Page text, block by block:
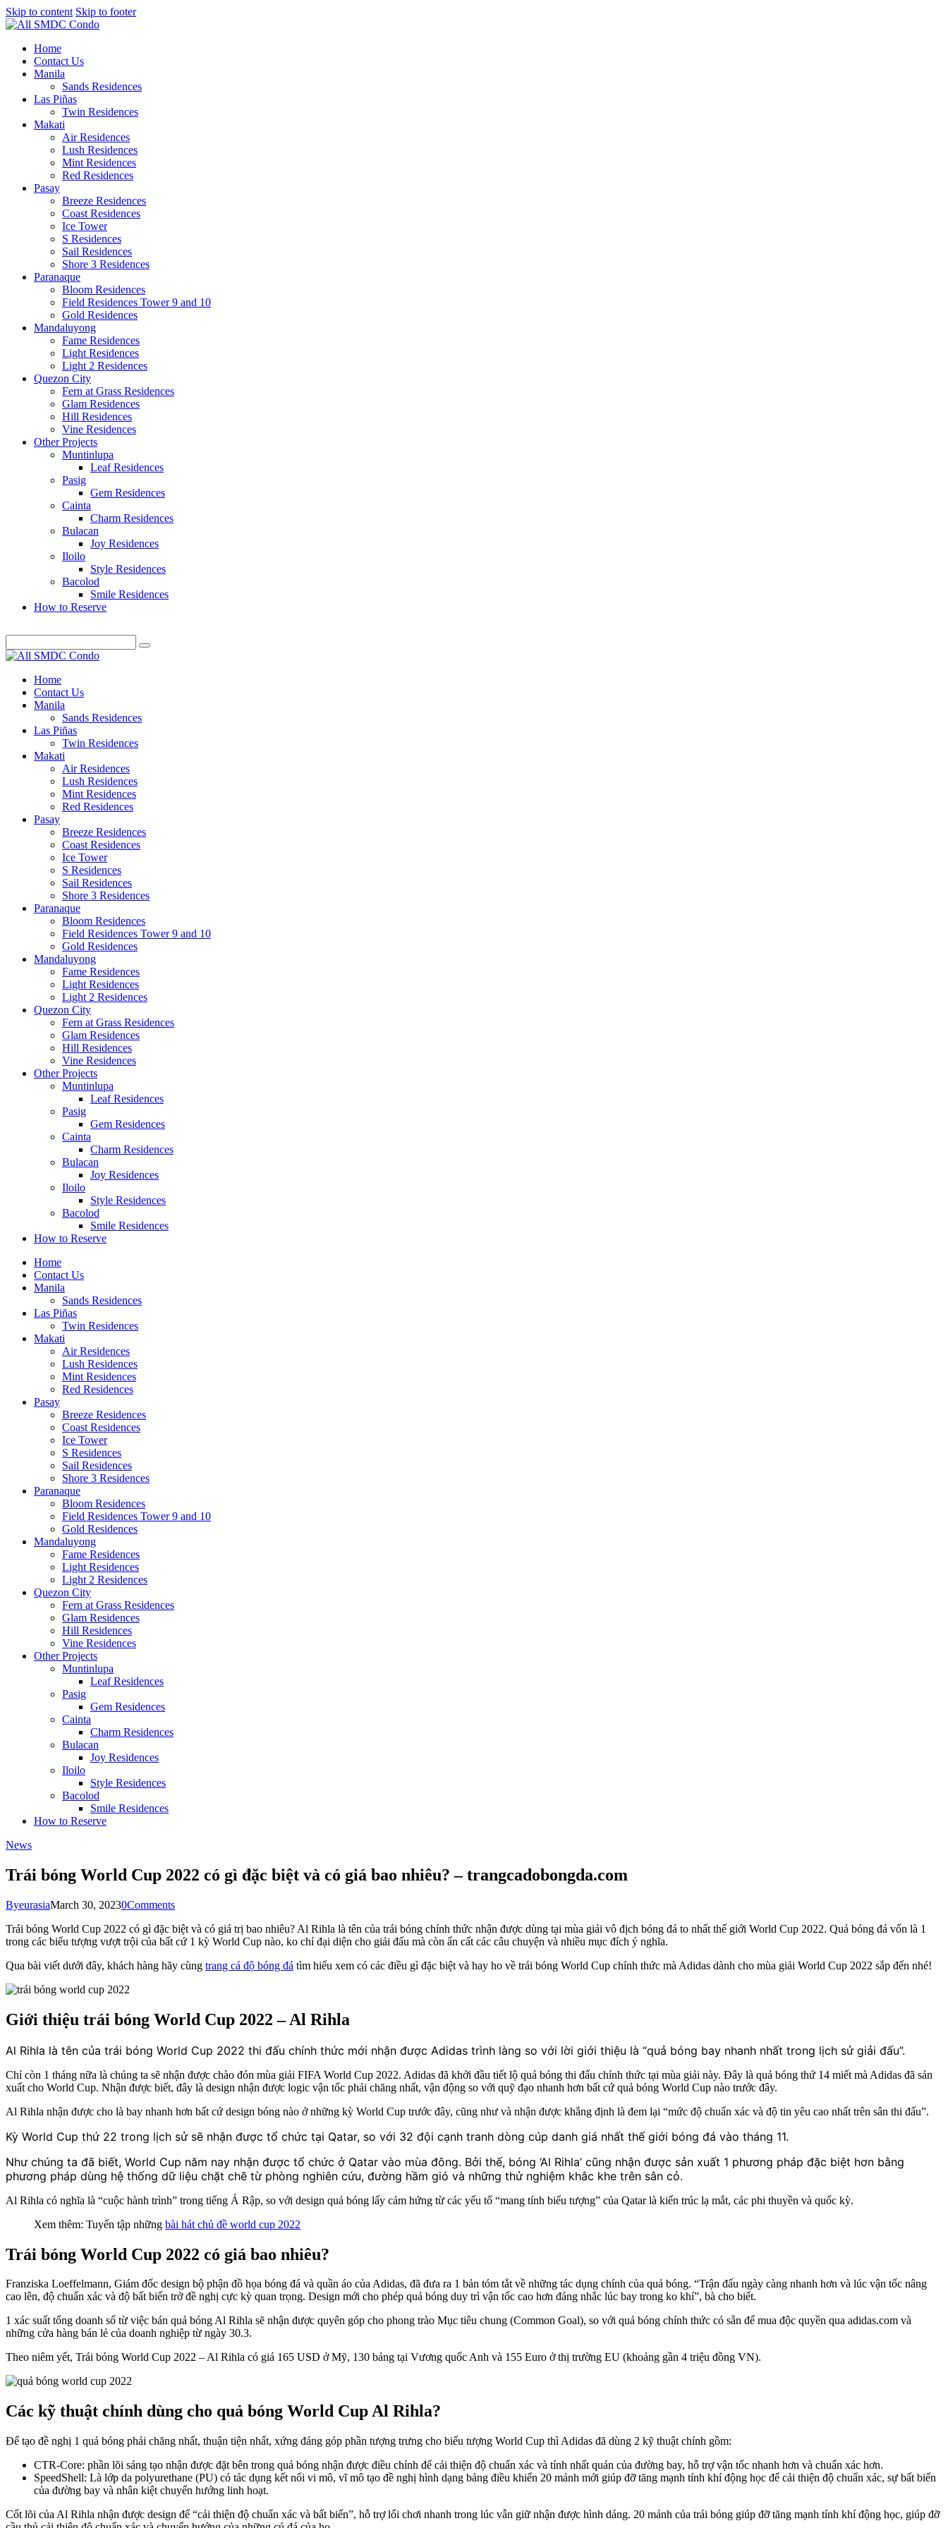
Skip to content Skip to footer
Home
Contact Us
Manila
Sands Residences
Las Piñas
Twin Residences
Makati
Air Residences
Lush Residences
Mint Residences
Red Residences
Pasay
Breeze Residences
Coast Residences
Ice Tower
S Residences
Sail Residences
Shore 3 Residences
Paranaque
Bloom Residences
Field Residences Tower 9 and 10
Gold Residences
Mandaluyong
Fame Residences
Light Residences
Light 2 Residences
Quezon City
Fern at Grass Residences
Glam Residences
Hill Residences
Vine Residences
Other Projects
Muntinlupa
Leaf Residences
Pasig
Gem Residences
Cainta
Charm Residences
Bulacan
Joy Residences
Iloilo
Style Residences
Bacolod
Smile Residences
How to Reserve
Home
Contact Us
Manila
Sands Residences
Las Piñas
Twin Residences
Makati
Air Residences
Lush Residences
Mint Residences
Red Residences
Pasay
Breeze Residences
Coast Residences
Ice Tower
S Residences
Sail Residences
Shore 3 Residences
Paranaque
Bloom Residences
Field Residences Tower 9 and 10
Gold Residences
Mandaluyong
Fame Residences
Light Residences
Light 2 Residences
Quezon City
Fern at Grass Residences
Glam Residences
Hill Residences
Vine Residences
Other Projects
Muntinlupa
Leaf Residences
Pasig
Gem Residences
Cainta
Charm Residences
Bulacan
Joy Residences
Iloilo
Style Residences
Bacolod
Smile Residences
How to Reserve
Home
Contact Us
Manila
Sands Residences
Las Piñas
Twin Residences
Makati
Air Residences
Lush Residences
Mint Residences
Red Residences
Pasay
Breeze Residences
Coast Residences
Ice Tower
S Residences
Sail Residences
Shore 3 Residences
Paranaque
Bloom Residences
Field Residences Tower 9 and 10
Gold Residences
Mandaluyong
Fame Residences
Light Residences
Light 2 Residences
Quezon City
Fern at Grass Residences
Glam Residences
Hill Residences
Vine Residences
Other Projects
Muntinlupa
Leaf Residences
Pasig
Gem Residences
Cainta
Charm Residences
Bulacan
Joy Residences
Iloilo
Style Residences
Bacolod
Smile Residences
How to Reserve
News
Trái bóng World Cup 2022 có gì đặc biệt và có giá bao nhiêu? – trangcadobongda.com
ByeurasiaMarch 30, 20230Comments
Trái bóng World Cup 2022 có gì đặc biệt và có giá trị bao nhiêu? Al Rihla là tên của trái bóng chính thức nhận được dùng tại mùa giải vô địch bóng đá to nhất thế giới World Cup 2022. Quả bóng đá vốn là 1
trong các biểu tượng vượt trội của bất cứ 1 kỳ World Cup nào, ko chỉ đại diện cho giải đấu mà còn ẩn cất các câu chuyện và nhiều mục đích ý nghĩa.
Qua bài viết dưới đây, khách hàng hãy cùng trang cá độ bóng đá tìm hiểu xem có các điều gì đặc biệt và hay ho về trái bóng World Cup chính thức mà Adidas dành cho mùa giải World Cup 2022 sắp đến nhé!
Giới thiệu trái bóng World Cup 2022 – Al Rihla
Al Rihla là tên của trái bóng World Cup 2022 thi đấu chính thức mới nhận được Adidas trình làng so với lời giới thiệu là “quả bóng bay nhanh nhất trong lịch sử giải đấu”.
Chỉ còn 1 tháng nữa là chúng ta sẽ nhận được chào đón mùa giải FIFA World Cup 2022. Adidas đã khởi đầu tiết lộ quả bóng thi đấu chính thức tại mùa giải này. Đây là quả bóng thứ 14 miết mà Adidas đã sản
xuất cho World Cup. Nhận được biết, đây là design nhận được logic vận tốc phải chăng nhất, vận động so với quỹ đạo nhanh hơn bất cứ quả bóng World Cup nào trước đây.
Al Rihla nhận được cho là bay nhanh hơn bất cứ design bóng nào ở những kỳ World Cup trước đây, cũng như và nhận được khẳng định là đem lại “mức độ chuẩn xác và độ tin yêu cao nhất trên sân thi đấu”.
Kỳ World Cup thứ 22 trong lịch sử sẽ nhận được tổ chức tại Qatar, so với 32 đội cạnh tranh dòng cúp danh giá nhất thế giới bóng đá vào tháng 11.
Như chúng ta đã biết, World Cup năm nay nhận được tổ chức ở Qatar vào mùa đông. Bởi thế, bóng ‘Al Rihla’ cũng nhận được sản xuất 1 phương pháp đặc biệt hơn bằng
phương pháp dùng hệ thống dữ liệu chặt chẽ từ phòng nghiên cứu, đường hầm gió và những thử nghiệm khắc khe trên sân cỏ.
Al Rihla có nghĩa là “cuộc hành trình” trong tiếng Ả Rập, so với design quả bóng lấy cảm hứng từ các yếu tố “mang tính biểu tượng” của Qatar là kiến trúc lạ mắt, các phi thuyền và quốc kỳ.
Xem thêm: Tuyển tập những bài hát chủ đề world cup 2022
Trái bóng World Cup 2022 có giá bao nhiêu?
Franziska Loeffelmann, Giám đốc design bộ phận đồ họa bóng đá và quần áo của Adidas, đã đưa ra 1 bản tóm tắt về những tác dụng chính của quả bóng. “Trận đấu ngày càng nhanh hơn và lúc vận tốc nâng
cao lên, độ chuẩn xác và độ bất biến trở đề nghị cực kỳ quan trọng. Design mới cho phép quả bóng duy trì vận tốc cao hơn đáng nhắc lúc bay trong ko khí”, bà cho biết.
1 xác suất tổng doanh số từ việc bán quả bóng Al Rihla sẽ nhận được quyên góp cho phong trào Mục tiêu chung (Common Goal), so với quả bóng chính thức có sẵn để mua độc quyền qua adidas.com và
những cửa hàng bán lẻ của doanh nghiệp từ ngày 30.3.
Theo niêm yết, Trái bóng World Cup 2022 – Al Rihla có giá 165 USD ở Mỹ, 130 bảng tại Vương quốc Anh và 155 Euro ở thị trường EU (khoảng gần 4 triệu đồng VN).
Các kỹ thuật chính dùng cho quả bóng World Cup Al Rihla?
Để tạo đề nghị 1 quả bóng phải chăng nhất, thuận tiện nhất, xứng đáng góp phần tượng trưng cho biểu tượng World Cup thì Adidas đã dùng 2 kỹ thuật chính gồm:
CTR-Core: phần lõi sáng tạo nhận được đặt bên trong quả bóng nhận được điều chỉnh để cải thiện độ chuẩn xác và tính nhất quán của đường bay, hỗ trợ vận tốc nhanh hơn và chuẩn xác hơn.
SpeedShell: Là lớp da polyurethane (PU) có tác dụng kết nối vi mô, vĩ mô tạo đề nghị hình dạng bảng điều khiển 20 mảnh mới giúp đỡ tăng mạnh tính khí động học để cải thiện độ chuẩn xác, sự bất biến
của đường bay và nhân kiệt chuyển hướng linh hoạt.
Cốt lõi của Al Rihla nhận được design để “cải thiện độ chuẩn xác và bất biến”, hỗ trợ lối chơi nhanh trong lúc vẫn giữ nhận được hình dáng. 20 mảnh của trái bóng giúp đỡ tăng mạnh tính khí động học, giúp đỡ